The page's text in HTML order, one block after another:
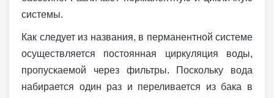
системы.
Как следует из названия, в перманентной системе
осуществляется постоянная циркуляция воды,
пропускаемой через фильтры. Поскольку вода
набирается один раз и переливается из бака в